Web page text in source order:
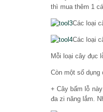
thì mua thêm 1
Các loại
Các loại
Mỗi loại cây đục
Còn một số
+ Cây bấm lỗ
đa zi năng lắm.